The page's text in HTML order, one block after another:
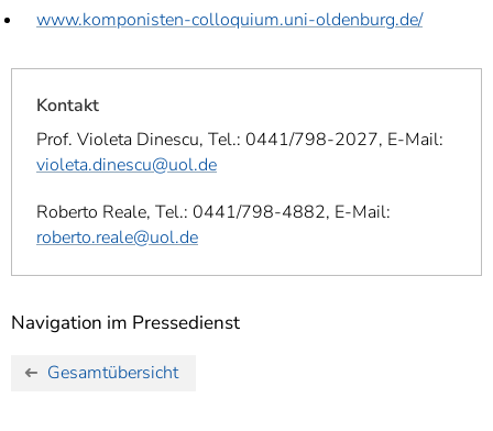
www.komponisten-colloquium.uni-oldenburg.de/
Kontakt
Prof. Violeta Dinescu, Tel.: 0441/798-2027, E-Mail:
violeta.dinescu@uol.de
Roberto Reale, Tel.: 0441/798-4882, E-Mail:
roberto.reale@uol.de
Navigation im Pressedienst
Gesamtübersicht